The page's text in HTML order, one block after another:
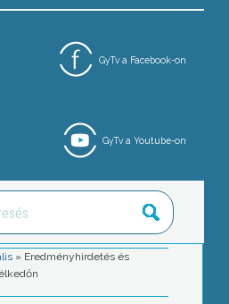
GyTv a Facebook-on
GyTv a Youtube-on
» Eredményhirdetés és